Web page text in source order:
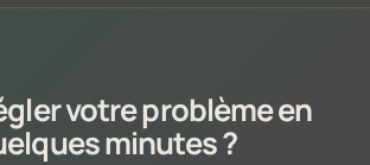
votre problème en
minutes ?